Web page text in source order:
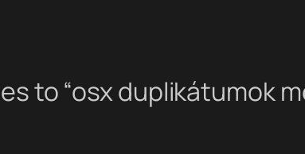
to “osx duplikátumok